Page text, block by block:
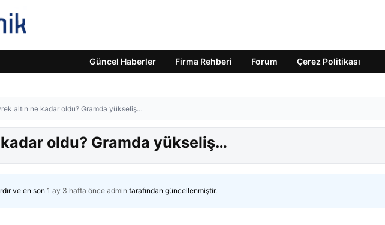
Güncel Haberler Firma Rehberi Forum Çerez Politikası
altın ne kadar oldu? Gramda yükseliş…
oldu? Gramda yükseliş…
ve en son 1 ay 3 hafta önce admin tarafından güncellenmiştir.